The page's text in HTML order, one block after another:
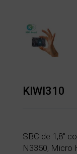
KIWI310
SBC de 1,8″
N3350, Micro